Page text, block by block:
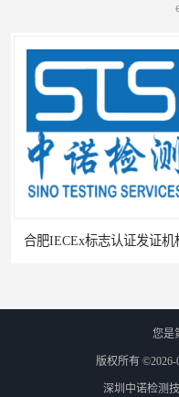
合肥IECEx标志认证发证机
您是
版权所有 ©2026-
深圳中诺检测